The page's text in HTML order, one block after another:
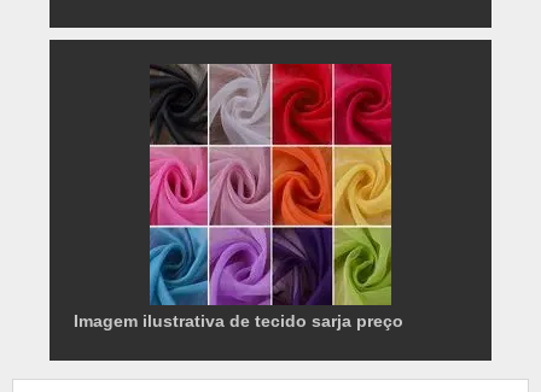
Imagem ilustrativa de tecido sarja preço